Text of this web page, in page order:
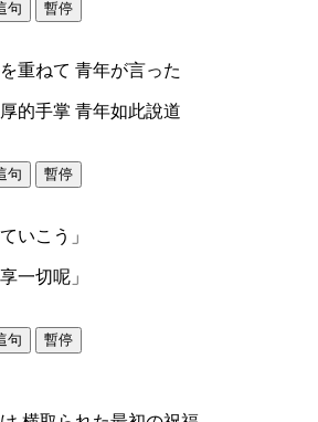
句 暫停
重ねて 青年が言った
的手掌 青年如此說道
句 暫停
いこう」
一切呢」
句 暫停